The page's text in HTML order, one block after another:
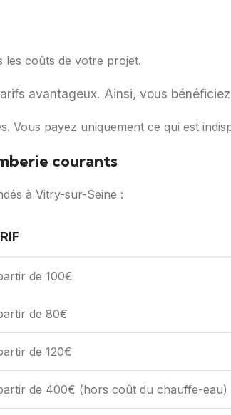
les coûts de votre projet.
avantageux. Ainsi, vous
Vous payez uniquement ce qui est
courants
à Vitry-sur-Seine :
de 100€
de 80€
de 120€
de 400€ (hors coût du chauffe-eau)